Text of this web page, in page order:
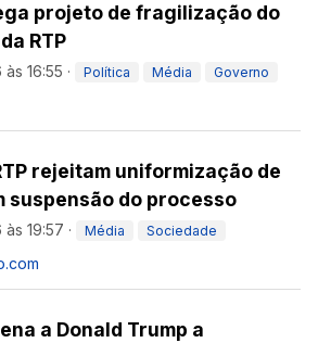
projeto de fragilização do
RTP
16:55 · Política Média Governo
rejeitam uniformização de
suspensão do processo
19:57 · Média Sociedade
a Donald Trump a